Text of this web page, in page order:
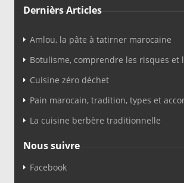
Dernièrs Articles
Amlou, la pâte à tatirner marocaine
Botulisme, comprendre les risques et
Cuisine zéro déchet
Pain marocain, tradition, types et
La cuisine berbère traditionnelle
Nous suivre
Facebook